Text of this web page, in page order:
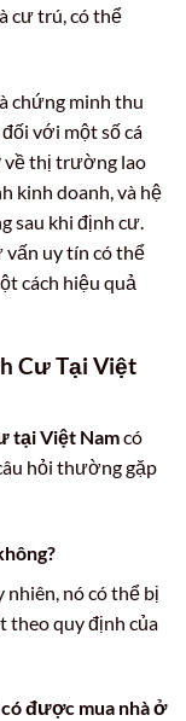
cư trú, có thể
chứng minh thu
với một số cá
về thị trường lao
kinh doanh, và hệ
sau khi định cư.
uy tín có thể
cách hiệu quả
Cư Tại Việt
tại Việt Namcó
hỏi thường gặp
nó có thể bị
quy định của
được mua nhà ở